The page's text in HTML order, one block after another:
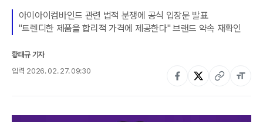
아이아이컴바인드 관련 법적 분쟁에 공식 입장문 발표
"트렌디한 제품을 합리적 가격에 제공한다" 브랜드 약속 재확인
황태규 기자
입력 2026. 02. 27. 09:30